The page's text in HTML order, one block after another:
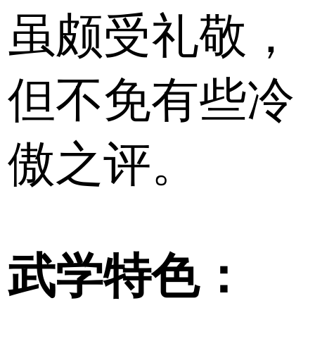
虽颇受礼敬，
但不免有些冷
傲之评。
武学特色：